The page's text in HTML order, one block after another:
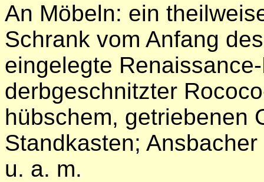
An Möbeln: ein
Schrank vom Anfang
eingelegte
derbgeschnitzter
hübschem, getriebenen
Standkasten;
u. a. m.